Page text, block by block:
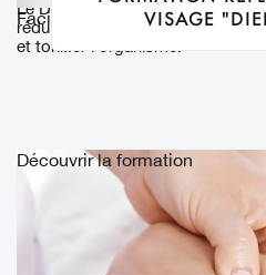
Facialiste Réflexologies
VISAGE
Le Dien Chan est une technique
réduire les blocages
et tonifier l'organisme.
Découvrir la formation